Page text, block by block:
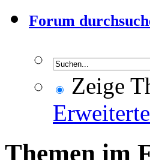
Forum
Zeige
Themen im